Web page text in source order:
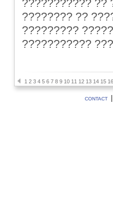
??????????? ??
???????? ??
?????????
???????????
1 2 3 4 5 6 7 8 9 10 11 12 13 14 15 16
CONTACT